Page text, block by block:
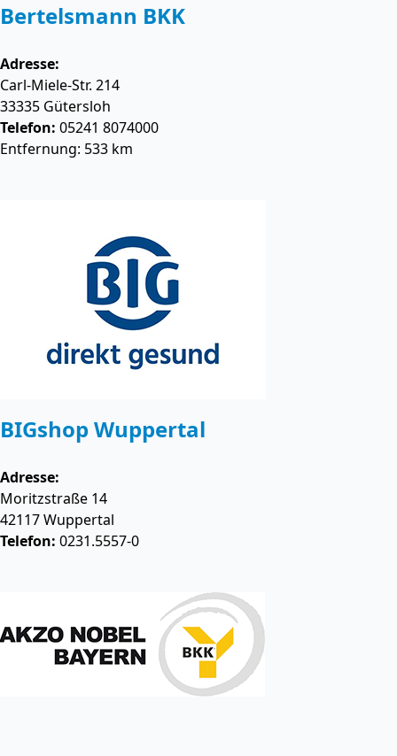
Bertelsmann BKK
Adresse:
Carl-Miele-Str. 214
33335 Gütersloh
Telefon: 05241 8074000
Entfernung: 533 km
BIGshop Wuppertal
Adresse:
Moritzstraße 14
42117Wuppertal
Telefon: 0231.5557-0